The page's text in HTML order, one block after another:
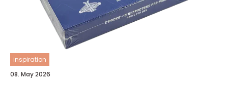
inspiration
08. May 2026